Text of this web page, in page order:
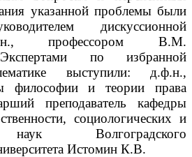
указанной проблемы были
дискуссионной
профессором В.М.
Экспертами по избранной
выступили: д.ф.н.,
философии и теории права
преподаватель кафедры
социологических и
наук Волгоградского
Истомин К.В.